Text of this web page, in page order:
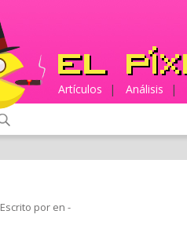
Artículos | Análisis |
Escrito por en -